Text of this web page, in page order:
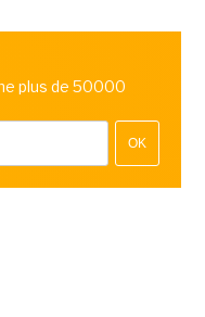
plus de 50000
OK